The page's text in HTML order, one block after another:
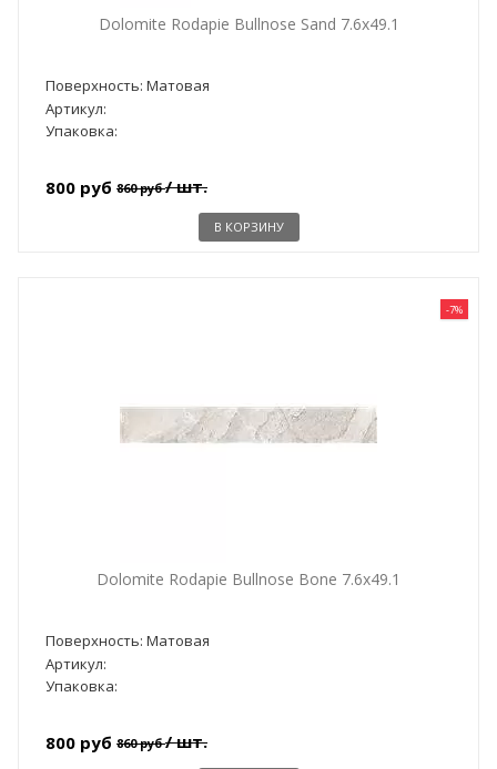
Dolomite Rodapie Bullnose Sand 7.6x49.1
Поверхность: Матовая
Артикул:
Упаковка:
800 руб 860 руб/ шт.
В КОРЗИНУ
-7%
Dolomite Rodapie Bullnose Bone 7.6x49.1
Поверхность: Матовая
Артикул:
Упаковка:
800 руб 860 руб/ шт.